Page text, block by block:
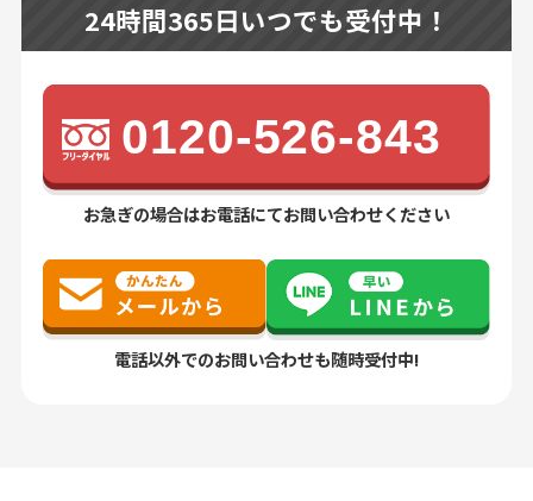
24時間365日いつでも受付中！
0120-526-843
お急ぎの場合はお電話にてお問い合わせください
電話以外でのお問い合わせも随時受付中!